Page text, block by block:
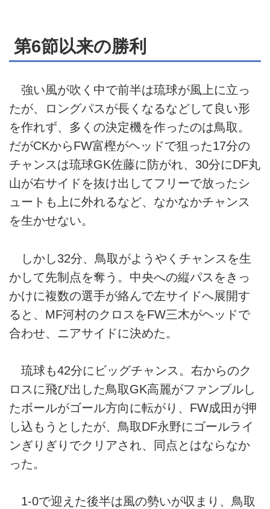
第6節以来の勝利
強い風が吹く中で前半は琉球が風上に立っ
たが、ロングパスが長くなるなどして良い形
を作れず、多くの決定機を作ったのは鳥取。
だがCKからFW富樫がヘッドで狙った17分の
チャンスは琉球GK佐藤に防がれ、30分にDF丸
山が右サイドを抜け出してフリーで放ったシ
ュートも上に外れるなど、なかなかチャンス
を生かせない。
しかし32分、鳥取がようやくチャンスを生
かして先制点を奪う。中央への縦パスをきっ
かけに複数の選手が絡んで左サイドへ展開す
ると、MF河村のクロスをFW三木がヘッドで
合わせ、ニアサイドに決めた。
琉球も42分にビッグチャンス。右からのク
ロスに飛び出した鳥取GK高麗がファンブルし
たボールがゴール方向に転がり、FW成田が押
し込もうとしたが、鳥取DF永野にゴールライ
ンぎりぎりでクリアされ、同点とはならなか
った。
1-0で迎えた後半は風の勢いが収まり、鳥取